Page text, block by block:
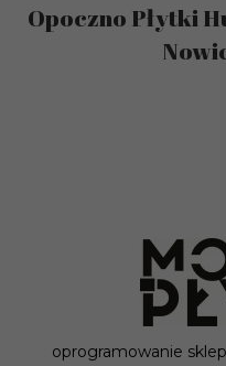
Opoczno Płytki
oprogramowanie